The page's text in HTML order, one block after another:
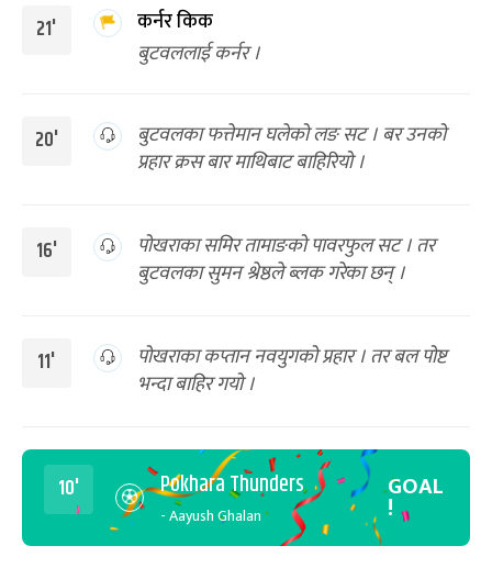
21'
कर्नर किक
बुटवललाई कर्नर ।
20'
बुटवलका फत्तेमान घलेको लङ सट । बर उनको
प्रहार क्रस बार माथिबाट बाहिरियो ।
16'
पोखराका समिर तामाङको पावरफुल सट । तर
बुटवलका सुमन श्रेष्ठले ब्लक गरेका छन् ।
11'
पोखराका कप्तान नवयुगको प्रहार । तर बल पोष्ट
भन्दा बाहिर गयो ।
10' Pokhara Thunders
- Aayush Ghalan
GOAL
!